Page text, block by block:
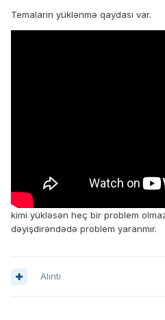
Temalarin yüklənmə qaydası var.
kimi yükləsən heç bir problem
dəyişdirəndədə problem yaranmır.
Alıntı